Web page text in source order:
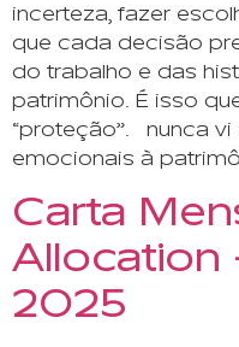
incerteza, fazer
que cada decisão
do trabalho e das
patrimônio. É isso
“proteção”. nunca
emocionais à
Carta
Allocation
2025